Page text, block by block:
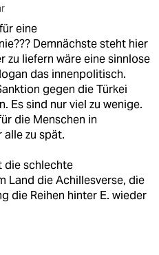
eine
Demnächste steht hier
zu liefern wäre eine sinnlose
das innenpolitisch.
gegen die Türkei
Es sind nur viel zu wenige.
die Menschen in
zu spät.
die schlechte
Land die Achillesverse, die
die Reihen hinter E. wieder